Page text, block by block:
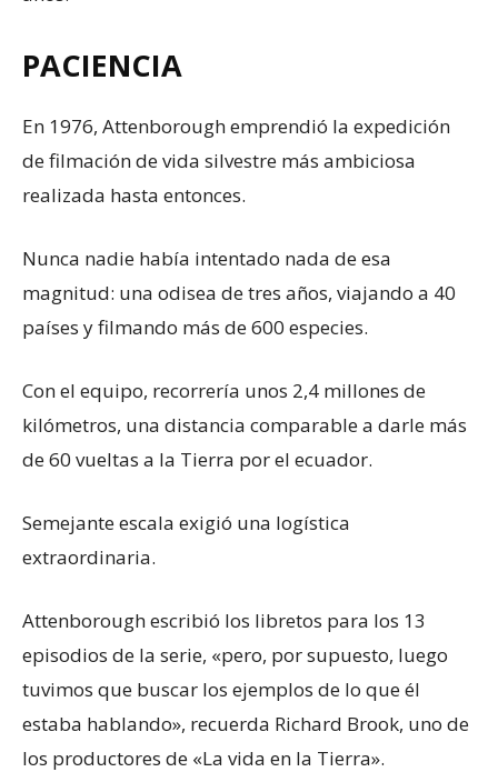
PACIENCIA
En 1976, Attenborough emprendió la expedición
de filmación de vida silvestre más ambiciosa
realizada hasta entonces.
Nunca nadie había intentado nada de esa
magnitud: una odisea de tres años, viajando a 40
países y filmando más de 600 especies.
Con el equipo, recorrería unos 2,4 millones de
kilómetros, una distancia comparable a darle más
de 60 vueltas a la Tierra por el ecuador.
Semejante escala exigió una logística
extraordinaria.
Attenborough escribió los libretos para los 13
episodios de la serie, «pero, por supuesto, luego
tuvimos que buscar los ejemplos de lo que él
estaba hablando», recuerda Richard Brook, uno de
los productores de «La vida en la Tierra».